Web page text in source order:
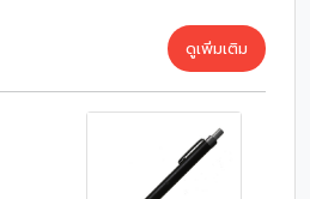
ดูเพิ่มเติม